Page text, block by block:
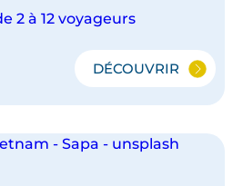
2 à 12 voyageurs
DÉCOUVRIR
LE
PETIT
GROUPE